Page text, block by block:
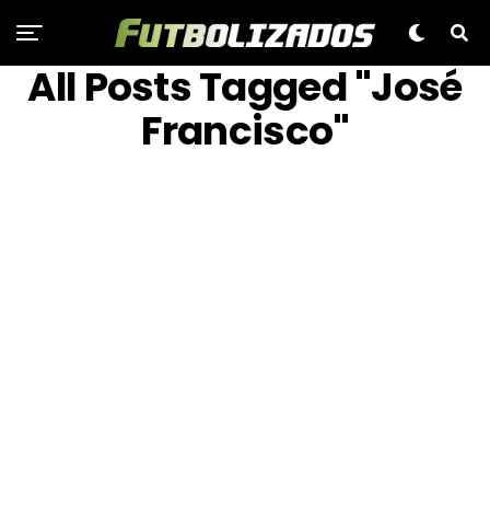
All Posts Tagged "José
Francisco"